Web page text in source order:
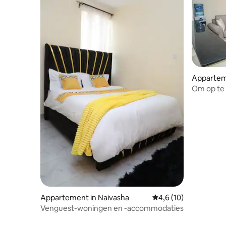
Appartement in Naivasha Gemiddelde
4,6 (10)
Venguest-woningen en -accommodaties
Om op